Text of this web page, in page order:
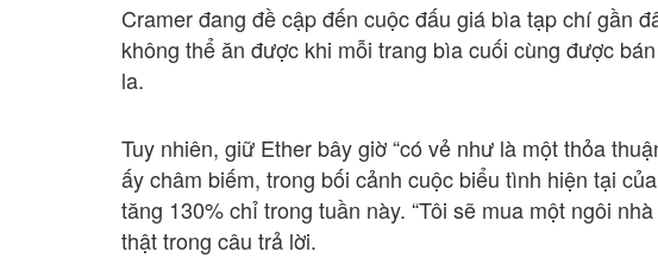
Cramer đang đề cập đến cuộc đấu giá bìa tạp chí gần
không thể ăn được khi mỗi trang bìa cuối cùng được
la.
Tuy nhiên, giữ Ether bây giờ “có vẻ như là một thỏa
ấy châm biếm, trong bối cảnh cuộc biểu tình hiện tại
tăng 130% chỉ trong tuần này. “Tôi sẽ mua một ngôi
thật trong câu trả lời.